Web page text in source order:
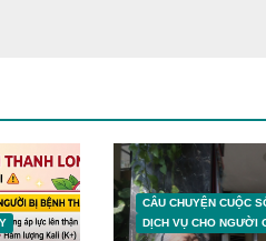
CÂU CHUYỆN CUỘC
DỊCH VỤ CHO NGƯỜI